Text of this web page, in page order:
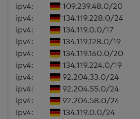
ipv4:
109.239.48.0/20
ipv4:
134.119.228.0/24
ipv4:
134.119.0.0/17
ipv4:
134.119.128.0/19
ipv4:
134.119.160.0/20
ipv4:
134.119.224.0/19
ipv4:
92.204.33.0/24
ipv4:
92.204.55.0/24
ipv4:
92.204.58.0/24
ipv4:
134.119.0.0/24